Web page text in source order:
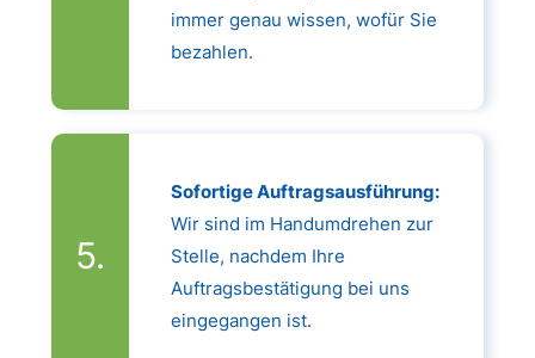
immer genau wissen, wofür Sie
bezahlen.
Sofortige Auftragsausführung:
Wir sind im Handumdrehen zur
Stelle, nachdem Ihre
Auftragsbestätigung bei uns
eingegangen ist.